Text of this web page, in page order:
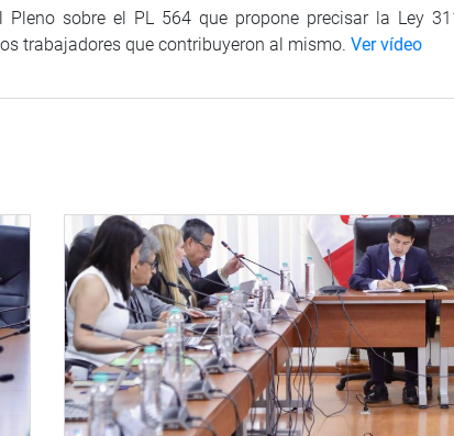
sobre el PL 564 que propone precisar la Ley
trabajadores que contribuyeron al mismo. Ver vídeo